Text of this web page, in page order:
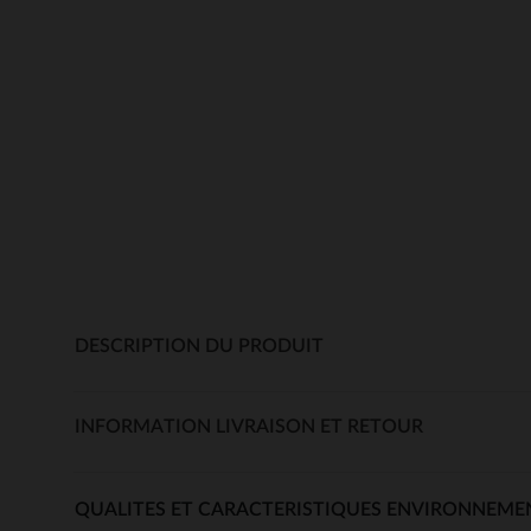
DESCRIPTION DU PRODUIT
INFORMATION LIVRAISON ET RETOUR
QUALITES ET CARACTERISTIQUES